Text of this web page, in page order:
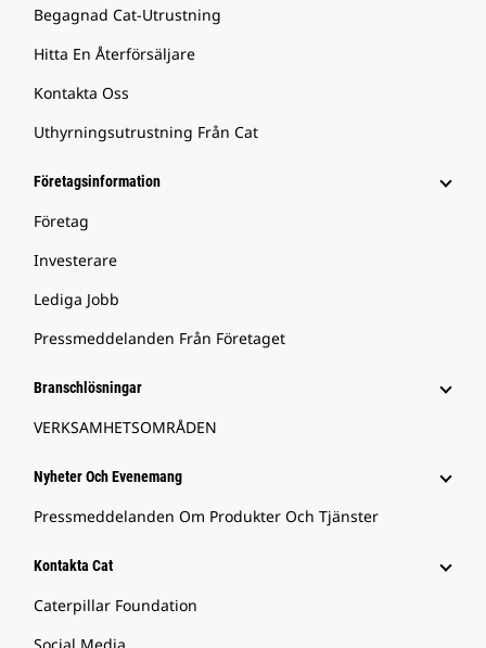
Begagnad Cat-Utrustning
Hitta En Återförsäljare
Kontakta Oss
Uthyrningsutrustning Från Cat
Företagsinformation
Företag
Investerare
Lediga Jobb
Pressmeddelanden Från Företaget
Branschlösningar
VERKSAMHETSOMRÅDEN
Nyheter Och Evenemang
Pressmeddelanden Om Produkter Och Tjänster
Kontakta Cat
Caterpillar Foundation